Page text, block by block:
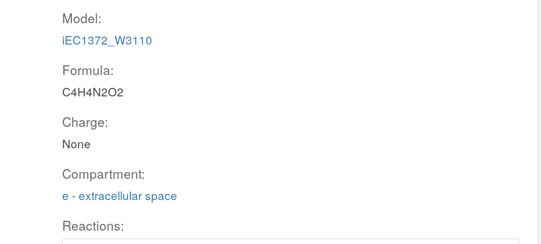
Model:
iEC1372_W3110
Formula:
C4H4N2O2
Charge:
None
Compartment:
e - extracellular space
Reactions: